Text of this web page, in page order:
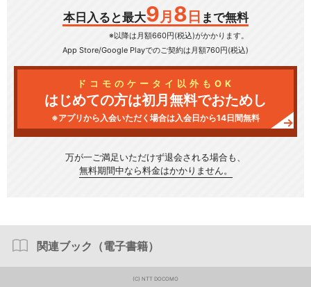
本日入ると最大9 月 8 日 まで無料
※以降は月額660円(税込)がかかります。
App Store/Google Playでのご契約は月額760円(税込)
ドコモのケータイ以外もOK
はじめての方は初月無料でおためし
※アプリから入会いただく場合は入会日から14日間無料
万が一ご満足いただけず退会される場合も、
無料期間中なら料金はかかりません。
関連ブック（電子書籍）
(C) NTT DOCOMO